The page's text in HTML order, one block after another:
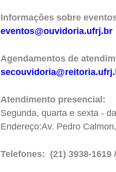
Informações sobre
eventos@ouvidoria.ufrj.br
Agendamentos de
Atendimento presencial:
Segunda, quarta e sexta -
Endereço:Av. Pedro
Telefones: (21) 3938-1619